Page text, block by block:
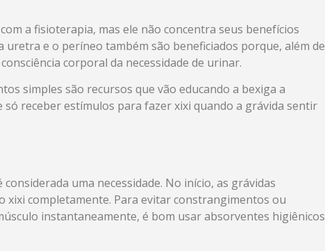
a fisioterapia, mas ele não concentra seus benefícios
uretra e o períneo também são beneficiados porque, além de
corporal da necessidade de urinar.
simples são recursos que vão educando a bexiga a
receber estímulos para fazer xixi quando a grávida sentir
uma necessidade. No início, as grávidas
xixi completamente. Para evitar constrangimentos ou
instantaneamente, é bom usar absorventes higiênicos